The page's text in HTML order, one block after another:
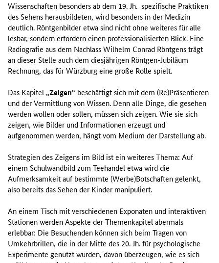
Wissenschaften besonders ab dem 19. Jh. spezifische Praktiken
des Sehens herausbildeten, wird besonders in der Medizin
deutlich. Röntgenbilder etwa sind nicht ohne weiteres für alle
lesbar, sondern erfordern einen professionalisierten Blick. Eine
Radiografie aus dem Nachlass Wilhelm Conrad Röntgens trägt
an dieser Stelle auch dem diesjährigen Röntgen-Jubiläum
Rechnung, das für Würzburg eine große Rolle spielt.
Das Kapitel„Zeigen“ beschäftigt sich mit dem (Re)Präsentieren
und der Vermittlung von Wissen. Denn alle Dinge, die gesehen
werden wollen oder sollen, müssen sich zeigen. Wie sie sich
zeigen, wie Bilder und Informationen erzeugt und
aufgenommen werden, hängt vom Medium der Darstellung ab.
Strategien des Zeigens im Bild ist ein weiteres Thema: Auf
einem Schulwandbild zum Teehandel etwa wird die
Aufmerksamkeit auf bestimmte (Werbe)Botschaften gelenkt,
also bereits das Sehen der Kinder manipuliert.
An einem Tisch mit verschiedenen Exponaten und interaktiven
Stationen werden Aspekte der Themenkapitel abermals
erlebbar: Die Besuchenden können sich beim Tragen von
Umkehrbrillen, die in der Mitte des 20. Jh. für psychologische
Experimente genutzt wurden, davon überzeugen, wie es sich